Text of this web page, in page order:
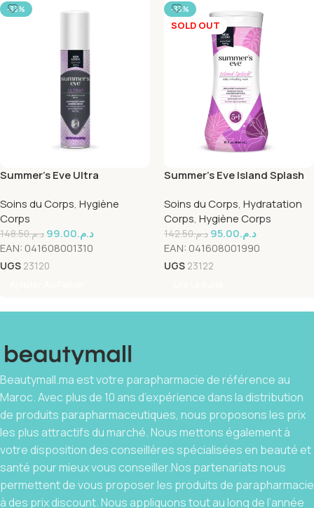
-33%
Summer’s Eve Ultra
Soins du Corps, Hygiène
Corps
د.م.148.50 د.م.99.00
EAN: 041608001310
UGS 23120
-33%
SOLD OUT
Summer’s Eve Island Splash
Soins du Corps, Hydratation
Corps, Hygiène Corps
د.م.142.50 د.م.95.00
EAN: 041608001990
UGS 23122
Beautymall.ma est votre parapharmacie de référence au
Maroc. Avec plus de 10 ans d’expérience dans la distribution
de produits parapharmaceutiques, nous proposons les prix
les plus attractifs du marché. Nous mettons également à
votre disposition des conseillères spécialisées en beauté et
santé pour mieux vous conseiller.Nos partenariats nous
permettent de vous proposer les produits de parapharmacie
à des prix discount. Nous appliquons tout au long de l’année